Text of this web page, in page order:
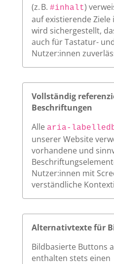
(z. B. #inhalt)
auf existierende Ziele
wird sichergestellt,
auch für Tastatur-
Nutzer:innen
Vollständig
Beschriftungen
Alle aria-
unserer Website
vorhandene und
Nutzer:innen mit
verständliche
Alternativtexte für
Bildbasierte Buttons
enthalten stets einen